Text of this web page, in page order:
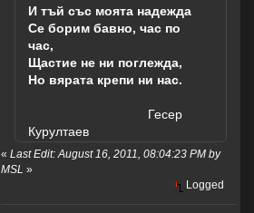
И тъй със моята надежда
Се борим бавно, час по
час,
Щастие не ни поглежда,
Но вярата крепи ни нас.
Гесер
Курултаев
« Last Edit: August 16, 2011, 08:04:23 PM by
MSL »
Logged